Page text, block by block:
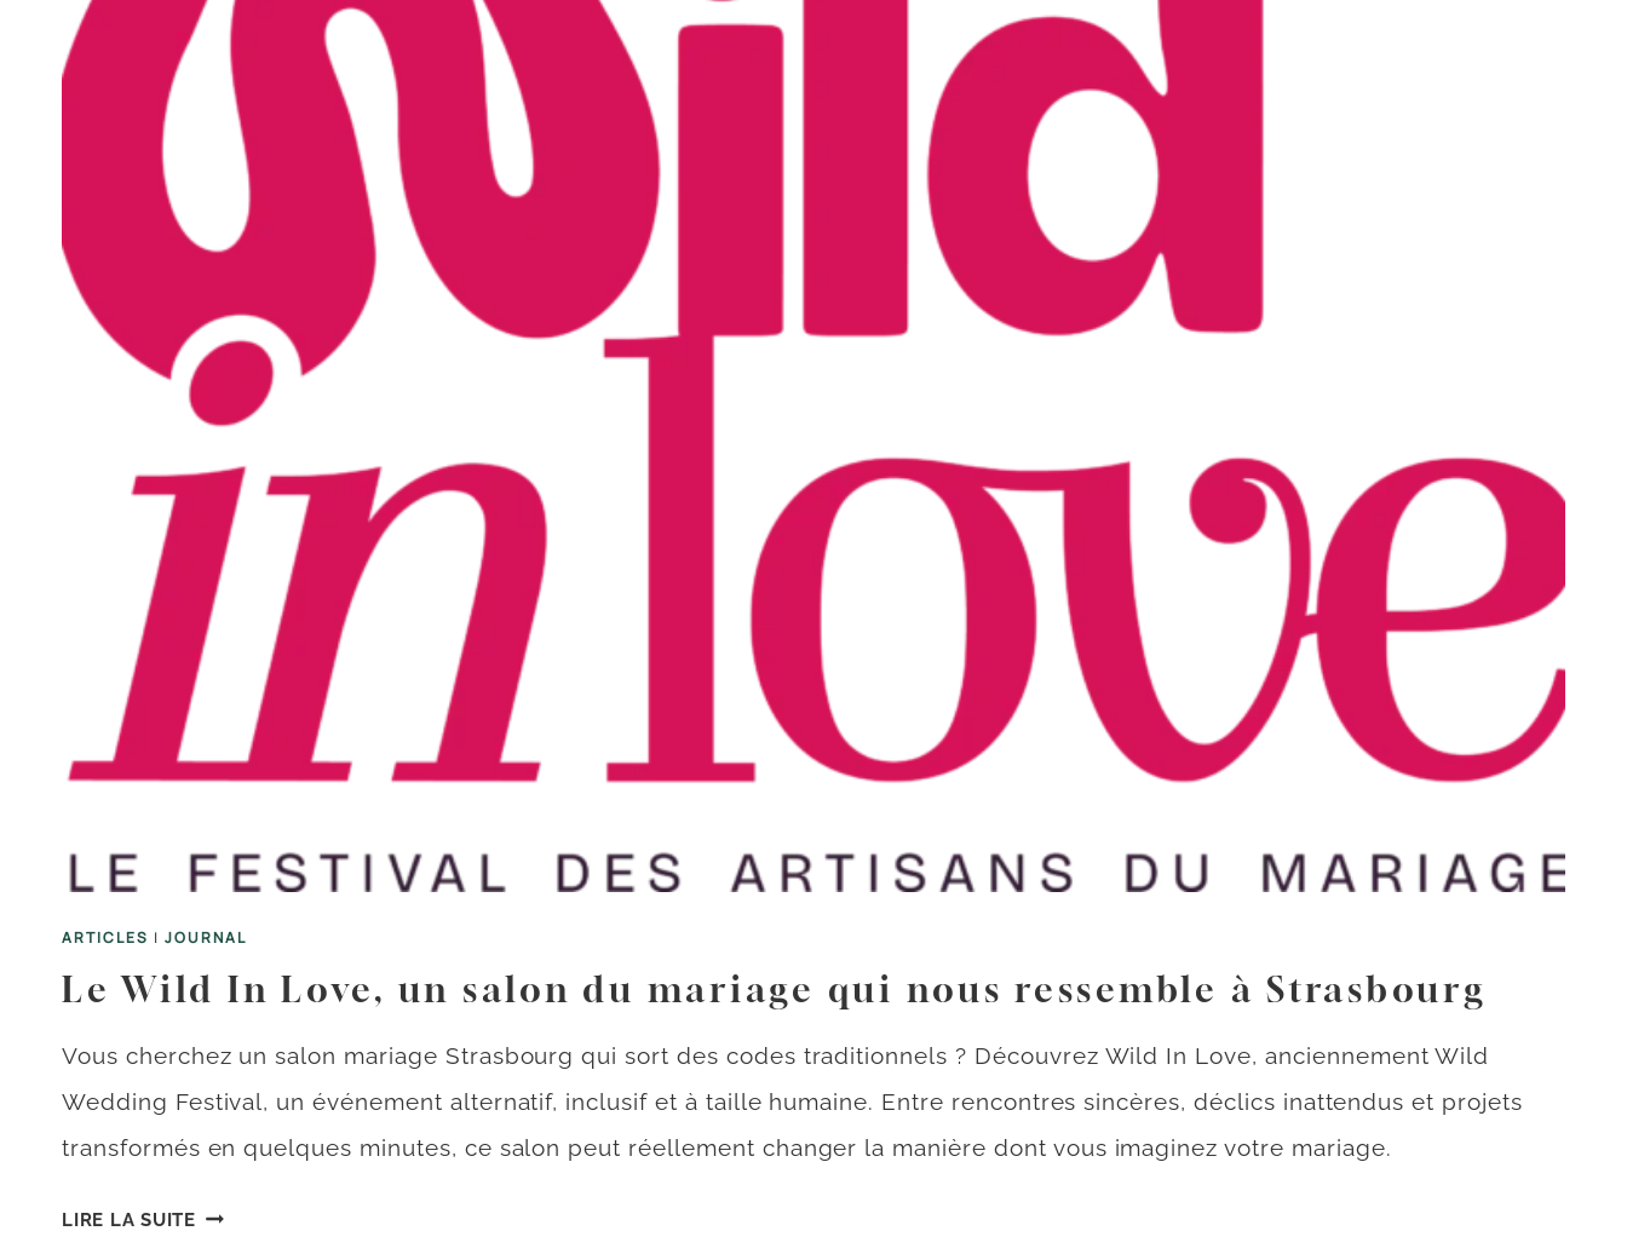
ARTICLES | JOURNAL
Le Wild In Love, un salon du mariage qui nous ressemble à Strasbourg
Vous cherchez un salon mariage Strasbourg qui sort des codes traditionnels ? Découvrez Wild In Love, anciennement Wild
Wedding Festival, un événement alternatif, inclusif et à taille humaine. Entre rencontres sincères, déclics inattendus et projets
transformés en quelques minutes, ce salon peut réellement changer la manière dont vous imaginez votre mariage.
LIRE LA SUITELE